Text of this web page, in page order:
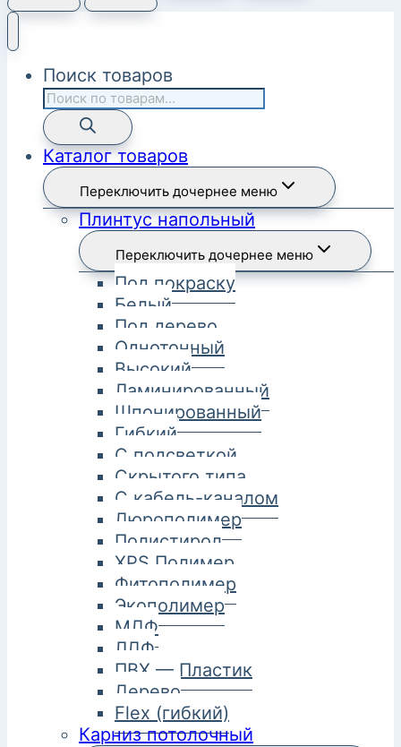
Поиск товаров
Каталог товаров
Переключить дочернее меню
Плинтус напольный
Переключить дочернее меню
Под покраску
Белый
Под дерево
Однотонный
Высокий
Ламинированный
Шпонированный
Гибкий
С подсветкой
Скрытого типа
С кабель-каналом
Дюрополимер
Полистирол
XPS Полимер
Фитополимер
Экополимер
МДФ
ЛДФ
ПВХ — Пластик
Дерево
Flex (гибкий)
Карниз потолочный